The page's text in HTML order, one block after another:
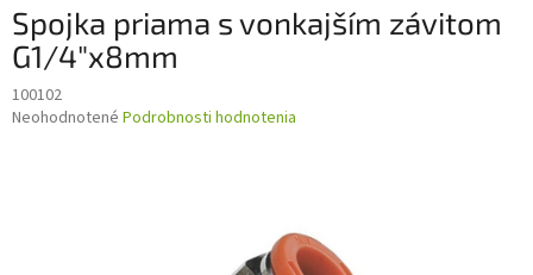
Spojka priama s vonkajším závitom
G1/4"x8mm
100102
Priemerné
Neohodnotené Podrobnosti hodnotenia